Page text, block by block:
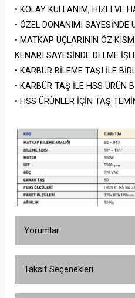
• KOLAY KULLANIM, HIZLI VE
• ÖZEL DONANIMI SAYESİNDE
• MATKAP UÇLARININ ÖZ
KENARI SAYESİNDE DELME
• KARBÜR BİLEME TAŞI İLE
• KARBÜR TAŞ İLE HSS ÜRÜN
• HSS ÜRÜNLER İÇİN TAŞ
Yorumlar
Taksit Seçenekleri